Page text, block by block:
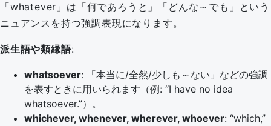
「whatever」は「何であろうと」「どんな～でも」という
ニュアンスを持つ強調表現になります。
派生語や類縁語:
whatsoever: 「本当に/全然/少しも～ない」などの強調
を表すときに用いられます（例: “I have no idea
whatsoever.”）。
whichever, whenever, wherever, whoever: “which,”